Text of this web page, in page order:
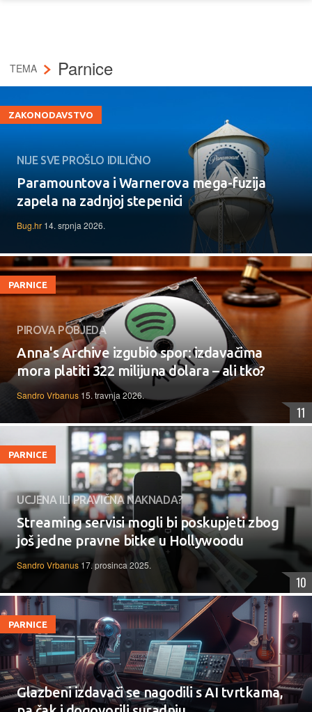
TEMA Parnice
ZAKONODAVSTVO
NIJE SVE PROŠLO IDILIČNO
Paramountova i Warnerova mega-fuzija
zapela na zadnjoj stepenici
Bug.hr 14. srpnja 2026.
PARNICE
PIROVA POBJEDA
Anna's Archive izgubio spor: izdavačima
mora platiti 322 milijuna dolara – ali tko?
Sandro Vrbanus 15. travnja 2026.
11
PARNICE
UCJENA ILI PRAVIČNA NAKNADA?
Streaming servisi mogli bi poskupjeti zbog
još jedne pravne bitke u Hollywoodu
Sandro Vrbanus 17. prosinca 2025.
10
PARNICE
Glazbeni izdavači se nagodili s AI tvrtkama,